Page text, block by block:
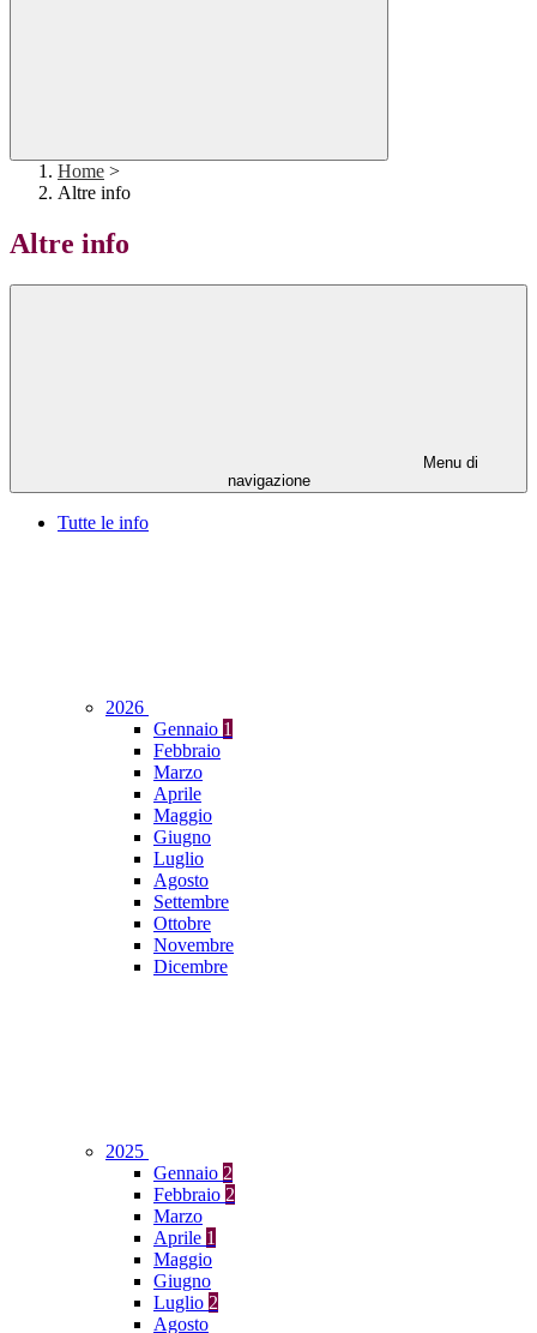
Home >
Altre info
Altre info
Menu di
navigazione
Tutte le info
2026
Gennaio 1
Febbraio
Marzo
Aprile
Maggio
Giugno
Luglio
Agosto
Settembre
Ottobre
Novembre
Dicembre
2025
Gennaio 2
Febbraio 2
Marzo
Aprile 1
Maggio
Giugno
Luglio 2
Agosto